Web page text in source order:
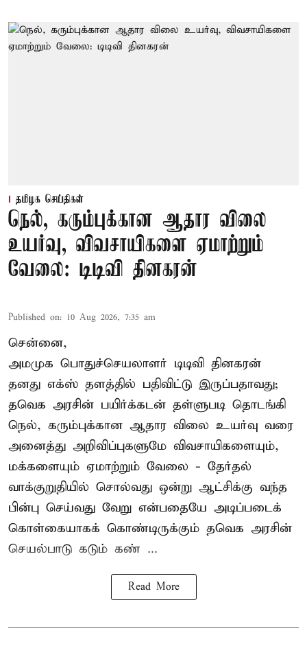
தமிழக செய்திகள்
நெல், கரும்புக்கான ஆதார விலை
உயர்வு, விவசாயிகளை ஏமாற்றும்
வேலை: டிடிவி தினகரன்
Published on: 10 Aug 2026, 7:35 am
சென்னை,
அமமுக பொதுச்செயலாளர் டிடிவி தினகரன்
தனது எக்ஸ் தளத்தில் பதிவிட்டு இருப்பதாவது;
தவெக அரசின் பயிர்க்கடன் தள்ளுபடி தொடங்கி
நெல், கரும்புக்கான ஆதார விலை உயர்வு வரை
அனைத்து அறிவிப்புகளுமே விவசாயிகளையும்,
மக்களையும் ஏமாற்றும் வேலை - தேர்தல்
வாக்குறுதியில் சொல்வது ஒன்று ஆட்சிக்கு வந்த
பின்பு செய்வது வேறு என்பதையே அடிப்படைக்
கொள்கையாகக் கொண்டிருக்கும் தவெக அரசின்
செயல்பாடு கடும் கண் ...
Read More